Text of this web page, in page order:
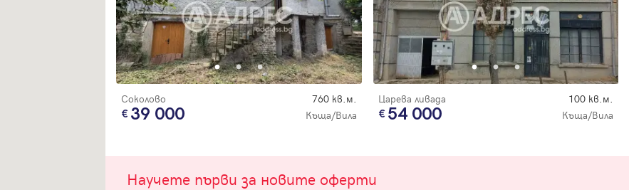
Соколово 760 кв.м.
39 000 Къща/Вила
Царева ливада 100 кв.м.
54 000 Къща/Вила
Научете първи за новите оферти